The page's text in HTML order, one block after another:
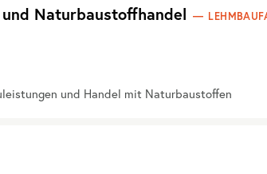
Naturbaustoffhandel
und Handel mit Naturbaustoffen